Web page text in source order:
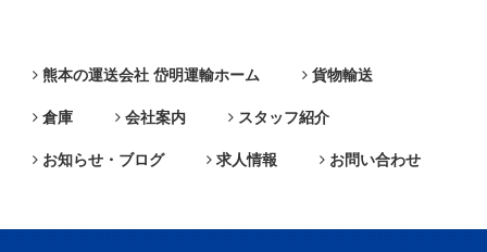
熊本の運送会社 岱明運輸ホーム
貨物輸送
倉庫
会社案内
スタッフ紹介
お知らせ・ブログ
求人情報 お問い合わせ